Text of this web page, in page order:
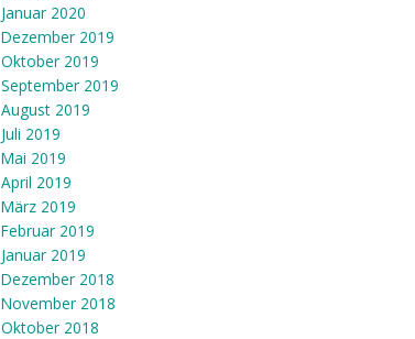
Januar 2020
Dezember 2019
Oktober 2019
September 2019
August 2019
Juli 2019
Mai 2019
April 2019
März 2019
Februar 2019
Januar 2019
Dezember 2018
November 2018
Oktober 2018